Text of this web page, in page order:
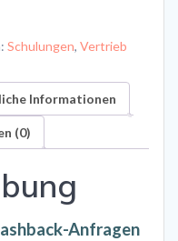
Schulungen, Vertrieb
Informationen
(0)
Anfragen